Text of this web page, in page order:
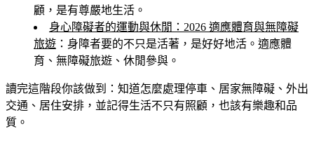
顧，是有尊嚴地生活。
身心障礙者的運動與休閒：2026 適應體育與無障礙
旅遊 ：身障者要的不只是活著，是好好地活。適應體
育、無障礙旅遊、休閒參與。
讀完這階段你該做到 ：知道怎麼處理停車、居家無障礙、外出
交通、居住安排，並記得生活不只有照顧，也該有樂趣和品
質。